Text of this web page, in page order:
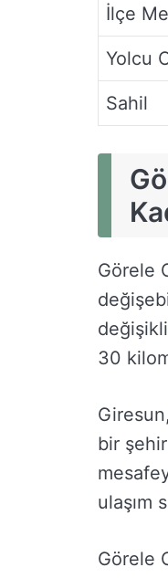
İlçe
Yolcu
Sahil
Görele
30
bir
ulaşım
Görele